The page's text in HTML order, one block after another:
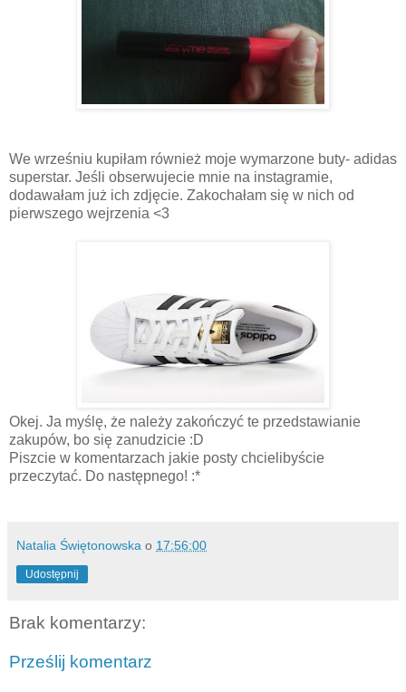
We wrześniu kupiłam również moje wymarzone buty- adidas
superstar. Jeśli obserwujecie mnie na instagramie,
dodawałam już ich zdjęcie. Zakochałam się w nich od
pierwszego wejrzenia <3
Okej. Ja myślę, że należy zakończyć te przedstawianie
zakupów, bo się zanudzicie :D
Piszcie w komentarzach jakie posty chcielibyście
przeczytać. Do następnego! :*
Natalia Świętonowska o 17:56:00
Udostępnij
Brak komentarzy:
Prześlij komentarz